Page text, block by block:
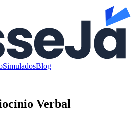
SimuladosBlog
Verbal